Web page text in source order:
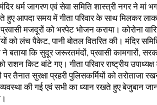
मंदिर धर्म जागरण एवं सेवा समिति शास्त्री नगर ने मां
हुए आपदा समय में गीता परिवार के साथ मिलकर
मजदूरों को भरपेट भोजन कराया। कोरोना
को लंच पैकेट, पानी बोतल वितरित की। मंदिर
बताया कि सुदूर जरूरतमंदों, प्रवासी कामगारों,
राशन किट बांटे गए। गीता परिवार राष्ट्रीय
तैनात सुरक्षा प्रहरी पुलिसकर्मियों को तरोताजा
की गई एवं सभी का ध्यान रखते हुए बेजुबान